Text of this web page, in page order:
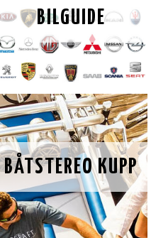
BILGUIDE
BÅTSTEREO KUPP